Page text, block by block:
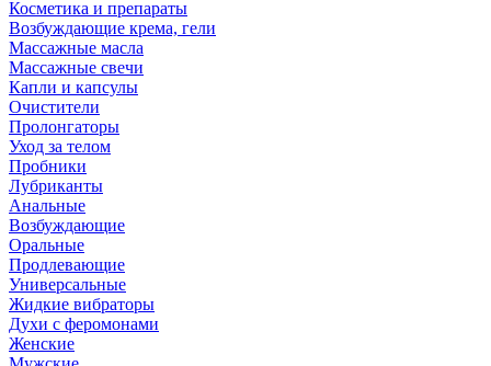
Косметика и препараты
Возбуждающие крема, гели
Массажные масла
Массажные свечи
Капли и капсулы
Очистители
Пролонгаторы
Уход за телом
Пробники
Лубриканты
Анальные
Возбуждающие
Оральные
Продлевающие
Универсальные
Жидкие вибраторы
Духи с феромонами
Женские